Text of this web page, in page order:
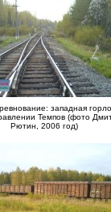
западная
Темпов (фото
Рютин, 2006 год)